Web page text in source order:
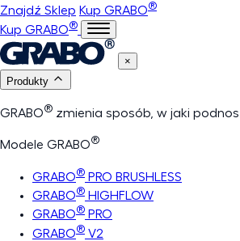
Znajdź Sklep Kup GRABO®
Kup GRABO®
×
Produkty
GRABO® zmienia sposób, w jaki
Modele GRABO®
GRABO® PRO BRUSHLESS
GRABO® HIGHFLOW
GRABO® PRO
GRABO® V2